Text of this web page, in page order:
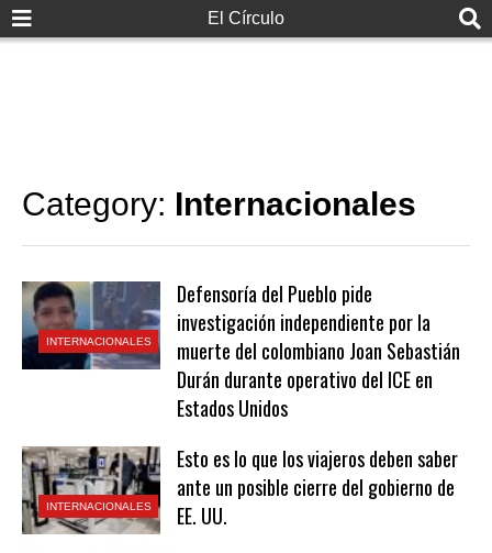
El Círculo
Category: Internacionales
INTERNACIONALES
Defensoría del Pueblo pide
investigación independiente por la
muerte del colombiano Joan Sebastián
Durán durante operativo del ICE en
Estados Unidos
INTERNACIONALES
Esto es lo que los viajeros deben saber
ante un posible cierre del gobierno de
EE. UU.